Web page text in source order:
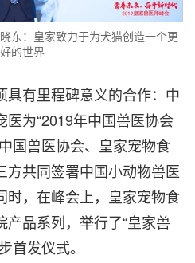
东：皇家致力于为犬猫创造一个更
的世界
具有里程碑意义的合作：中
为“2019年中国兽医协会
国兽医协会、皇家宠物食
方共同签署中国小动物兽医
时，在峰会上，皇家宠物食
品系列，举行了“皇家兽
首发仪式。